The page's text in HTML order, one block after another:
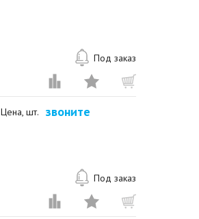
Под заказ
Цена, шт. звоните
Под заказ